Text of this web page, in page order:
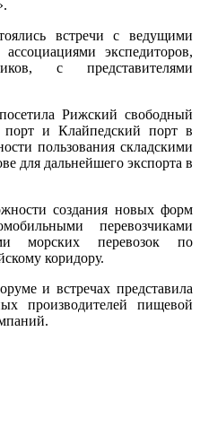
встречи с ведущими
экспедиторов,
с представителями
Рижский свободный
и Клайпедский порт в
пользования складскими
для дальнейшего экспорта в
создания новых форм
перевозчиками
морских перевозок по
коридору.
и встречах представила
производителей пищевой